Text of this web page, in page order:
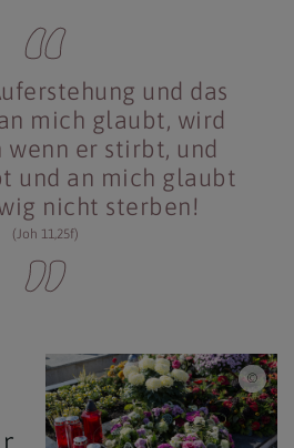
und das
mich glaubt, wird
wenn er stirbt, und
und an mich glaubt
nicht sterben!
(Joh 11,25f)